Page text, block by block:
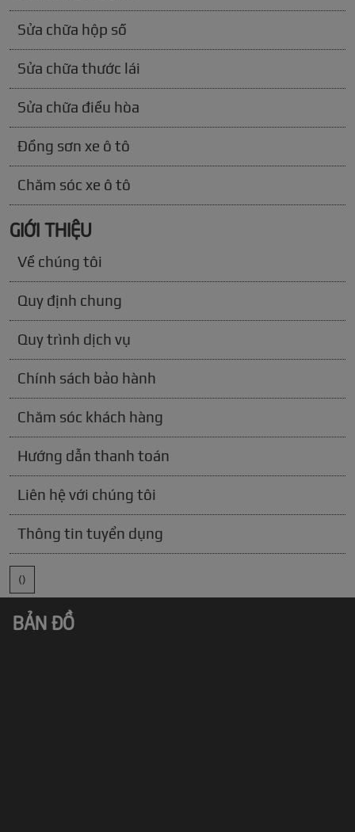
Sửa chữa hộp số
Sửa chữa thước lái
Sửa chữa điều hòa
Đồng sơn xe ô tô
Chăm sóc xe ô tô
GIỚI THIỆU
Về chúng tôi
Quy định chung
Quy trình dịch vụ
Chính sách bảo hành
Chăm sóc khách hàng
Hướng dẫn thanh toán
Liên hệ với chúng tôi
Thông tin tuyển dụng
()
BẢN ĐỒ